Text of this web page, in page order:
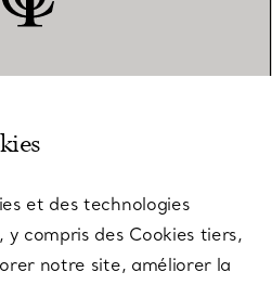
et des technologies
y compris des Cookies tiers,
notre site, améliorer la